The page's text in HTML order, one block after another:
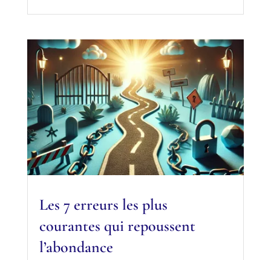
Les 7 erreurs les plus
courantes qui repoussent
l’abondance